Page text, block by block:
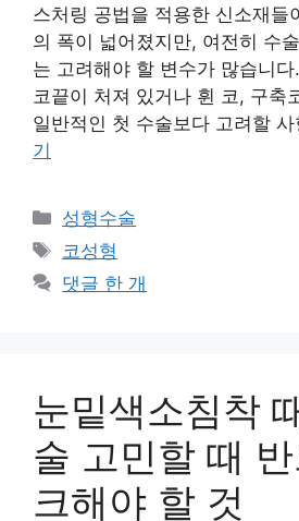
스처링 공법을 적용한 신소재들
의 폭이 넓어졌지만, 여전히 수
는 고려해야 할 변수가 많습니
코끝이 처져 있거나 휜 코, 구축
일반적인 첫 수술보다 고려할
기
카
테
리
성형수술
태
그
코성형
댓글 한 개
눈밑색소침착
술 고민할 때
크해야 할 것